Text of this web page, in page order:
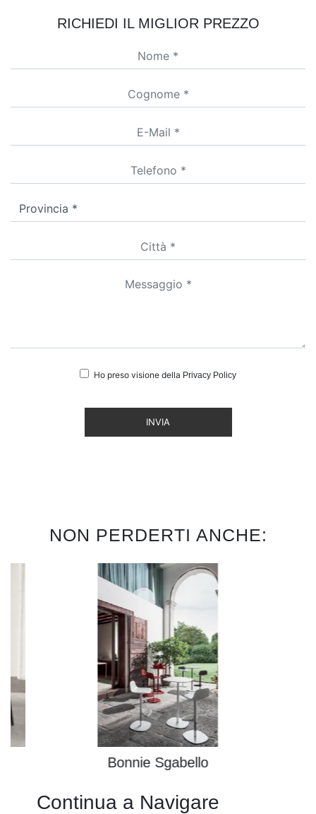
RICHIEDI IL MIGLIOR PREZZO
Ho preso visione della Privacy Policy
INVIA
NON PERDERTI ANCHE:
Bonnie Sgabello
Continua a Navigare